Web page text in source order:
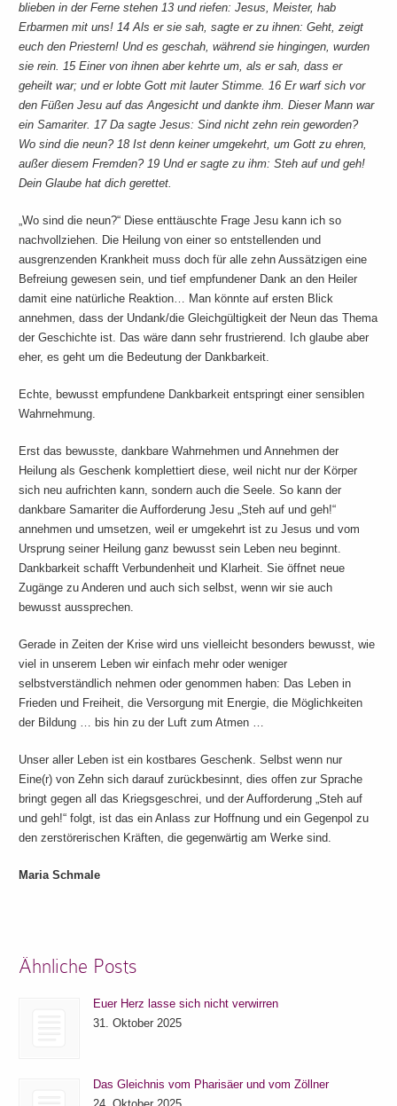
blieben in der Ferne stehen 13 und riefen: Jesus, Meister, hab
Erbarmen mit uns! 14 Als er sie sah, sagte er zu ihnen: Geht, zeigt
euch den Priestern! Und es geschah, während sie hingingen, wurden
sie rein. 15 Einer von ihnen aber kehrte um, als er sah, dass er
geheilt war; und er lobte Gott mit lauter Stimme. 16 Er warf sich vor
den Füßen Jesu auf das Angesicht und dankte ihm. Dieser Mann war
ein Samariter. 17 Da sagte Jesus: Sind nicht zehn rein geworden?
Wo sind die neun? 18 Ist denn keiner umgekehrt, um Gott zu ehren,
außer diesem Fremden? 19 Und er sagte zu ihm: Steh auf und geh!
Dein Glaube hat dich gerettet.
„Wo sind die neun?“ Diese enttäuschte Frage Jesu kann ich so
nachvollziehen. Die Heilung von einer so entstellenden und
ausgrenzenden Krankheit muss doch für alle zehn Aussätzigen eine
Befreiung gewesen sein, und tief empfundener Dank an den Heiler
damit eine natürliche Reaktion… Man könnte auf ersten Blick
annehmen, dass der Undank/die Gleichgültigkeit der Neun das Thema
der Geschichte ist. Das wäre dann sehr frustrierend. Ich glaube aber
eher, es geht um die Bedeutung der Dankbarkeit.
Echte, bewusst empfundene Dankbarkeit entspringt einer sensiblen
Wahrnehmung.
Erst das bewusste, dankbare Wahrnehmen und Annehmen der
Heilung als Geschenk komplettiert diese, weil nicht nur der Körper
sich neu aufrichten kann, sondern auch die Seele. So kann der
dankbare Samariter die Aufforderung Jesu „Steh auf und geh!“
annehmen und umsetzen, weil er umgekehrt ist zu Jesus und vom
Ursprung seiner Heilung ganz bewusst sein Leben neu beginnt.
Dankbarkeit schafft Verbundenheit und Klarheit. Sie öffnet neue
Zugänge zu Anderen und auch sich selbst, wenn wir sie auch
bewusst aussprechen.
Gerade in Zeiten der Krise wird uns vielleicht besonders bewusst, wie
viel in unserem Leben wir einfach mehr oder weniger
selbstverständlich nehmen oder genommen haben: Das Leben in
Frieden und Freiheit, die Versorgung mit Energie, die Möglichkeiten
der Bildung … bis hin zu der Luft zum Atmen …
Unser aller Leben ist ein kostbares Geschenk. Selbst wenn nur
Eine(r) von Zehn sich darauf zurückbesinnt, dies offen zur Sprache
bringt gegen all das Kriegsgeschrei, und der Aufforderung „Steh auf
und geh!“ folgt, ist das ein Anlass zur Hoffnung und ein Gegenpol zu
den zerstörerischen Kräften, die gegenwärtig am Werke sind.
Maria Schmale
Ähnliche Posts
Euer Herz lasse sich nicht verwirren
31. Oktober 2025
Das Gleichnis vom Pharisäer und vom Zöllner